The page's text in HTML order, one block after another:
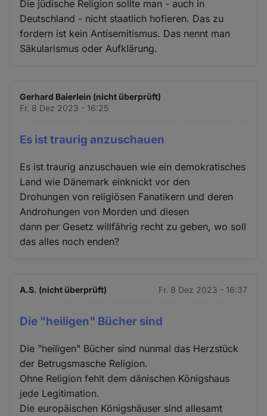
Die jüdische Religion sollte man - auch in
Deutschland - nicht staatlich hofieren. Das zu
fordern ist kein Antisemitismus. Das nennt man
Säkularismus oder Aufklärung.
Gerhard Baierlein (nicht überprüft)
Fr. 8 Dez 2023 - 16:25
Es ist traurig anzuschauen
Es ist traurig anzuschauen wie ein demokratisches
Land wie Dänemark einknickt vor den
Drohungen von religiösen Fanatikern und deren
Androhungen von Morden und diesen
dann per Gesetz willfährig recht zu geben, wo soll
das alles noch enden?
A.S. (nicht überprüft) Fr. 8 Dez 2023 - 16:37
Die "heiligen" Bücher sind
Die "heiligen" Bücher sind nunmal das Herzstück
der Betrugsmasche Religion.
Ohne Religion fehlt dem dänischen Königshaus
jede Legitimation.
Die europäischen Königshäuser sind allesamt